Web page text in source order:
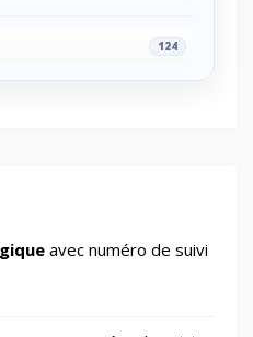
124
smartwatches
1
avec numéro de suivi